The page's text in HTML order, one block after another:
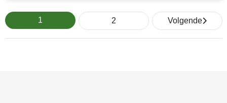
1 2 Volgende